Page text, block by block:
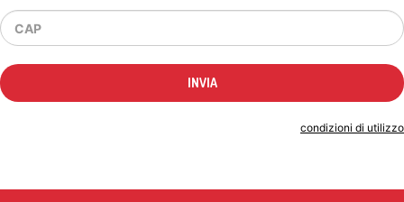
condizioni di utilizzo